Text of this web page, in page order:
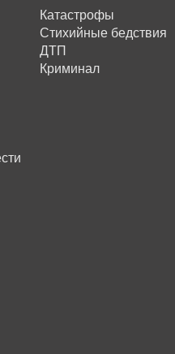
Катастрофы
Стихийные бедствия
ДТП
Криминал